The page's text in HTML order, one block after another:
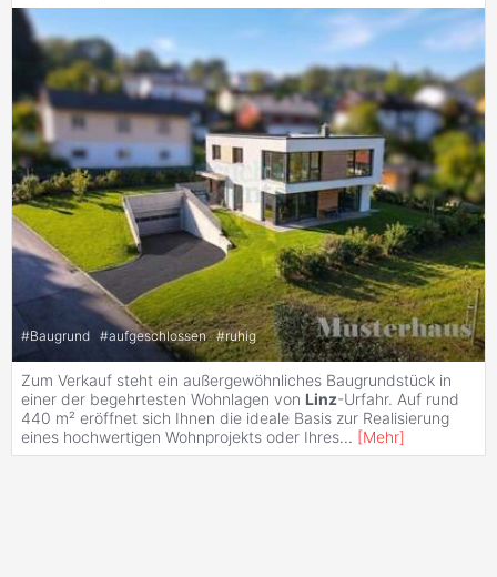
#Baugrund #aufgeschlossen #ruhig
Zum Verkauf steht ein außergewöhnliches Baugrundstück in
einer der begehrtesten Wohnlagen von Linz-Urfahr. Auf rund
440 m² eröffnet sich Ihnen die ideale Basis zur Realisierung
eines hochwertigen Wohnprojekts oder Ihres... [Mehr]